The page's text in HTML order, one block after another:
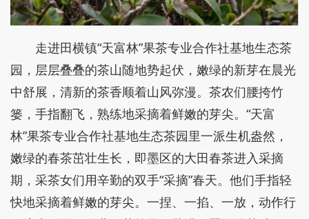
走进田横镇“天富林”果茶专业合作社基地生态茶
园，层层叠叠的茶山随地势起伏，嫩绿的新芽在晨光
中舒展，清新的茶香顺着山风弥漫。茶农们腰挎竹
篓，手指翻飞，熟练地采摘着鲜嫩的芽尖。“天富
林”果茶专业合作社基地生态茶园里一派生机盎然，
嫩绿的春茶茁壮生长，即墨区的大田春茶进入采摘
期，采茶女们用辛勤的双手“采摘”春天。他们手指轻
快地采摘着鲜嫩的芽尖。一捏、一掐、一放，动作行